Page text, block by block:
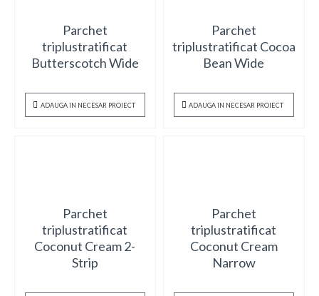
Parchet
triplustratificat
Butterscotch Wide
ADAUGA IN NECESAR PROIECT
Parchet
triplustratificat Cocoa
Bean Wide
ADAUGA IN NECESAR PROIECT
Parchet
triplustratificat
Coconut Cream 2-
Strip
Parchet
triplustratificat
Coconut Cream
Narrow